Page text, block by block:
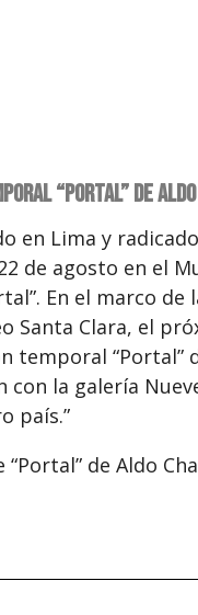
“Portal” de
en Lima y
de agosto en el
En el marco de
Santa Clara, el
temporal
con la galería
país.”
de Aldo